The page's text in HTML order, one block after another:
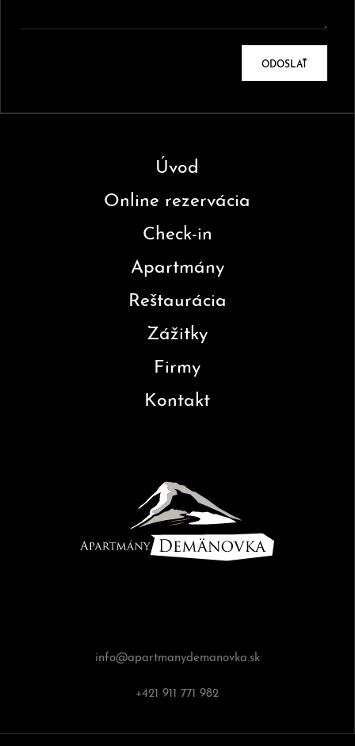
ODOSLAŤ
Úvod
Online rezervácia
Check-in
Apartmány
Reštaurácia
Zážitky
Firmy
Kontakt
info@apartmanydemanovka.sk
+421 911 771 982